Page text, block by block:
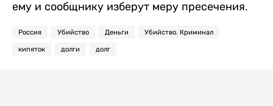
ему и сообщнику изберут меру пресечения.
Россия Убийство Деньги Убийство. Криминал
кипяток долги долг